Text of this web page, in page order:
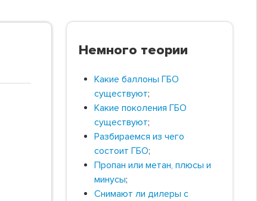
Немного теории
Какие баллоны ГБО
существуют;
Какие поколения ГБО
существуют;
Разбираемся из чего
состоит ГБО;
Пропан или метан, плюсы и
минусы;
Снимают ли дилеры с